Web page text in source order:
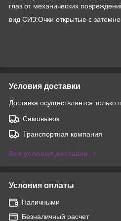
глаз от механических
вид СИЗ:Очки открытые с
Условия доставки
Доставка осуществляется только
Самовывоз
Транспортная компания
Все условия доставки
Условия оплаты
Наличными
Безналичный расчет